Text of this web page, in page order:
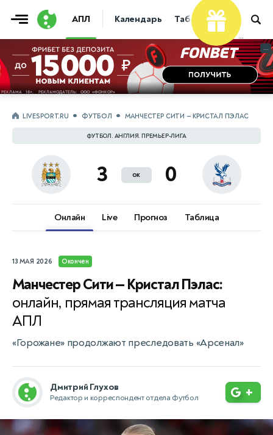
АПЛ Календарь Таблица Прогнозы
Фрибет
10 000 ₽
...
...
LIVESPORT.RU ФУТБОЛ МАНЧЕСТЕР СИТИ — КРИСТАЛ ПЭЛАС
ФУТБОЛ. АНГЛИЯ. ПРЕМЬЕР-ЛИГА
3 ок 0
Онлайн Live Прогноз Таблица
13 МАЯ 2026 Окончен
Манчестер Сити — Кристал Пэлас:
онлайн, прямая трансляция матча
АПЛ
«Горожане» продолжают преследовать «Арсенал»
Дмитрий Глухов
Редактор и корреспондент отдела Футбол +